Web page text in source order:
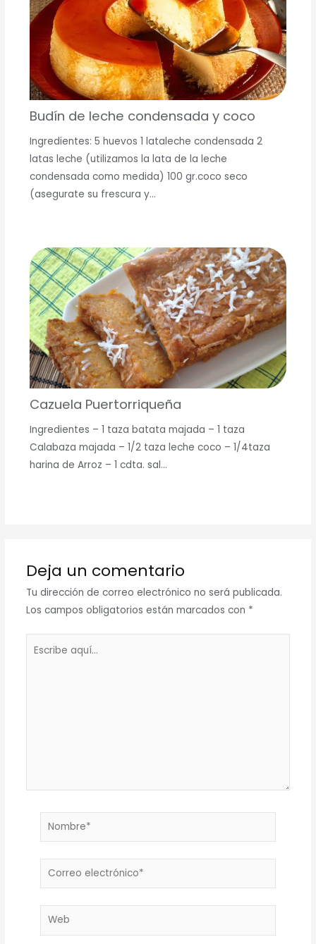
Budín de leche condensada y coco
Ingredientes: 5 huevos 1 lataleche condensada 2
latas leche (utilizamos la lata de la leche
condensada como medida) 100 gr.coco seco
(asegurate su frescura y…
Cazuela Puertorriqueña
Ingredientes – 1 taza batata majada – 1 taza
Calabaza majada – 1/2 taza leche coco – 1/4taza
harina de Arroz – 1 cdta. sal…
Deja un comentario
Tu dirección de correo electrónico no será publicada.
Los campos obligatorios están marcados con *
Nombre*
Correo
Web